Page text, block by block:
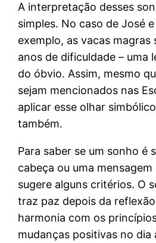
A interpretação desses
simples. No caso de José
exemplo, as vacas magras
anos de dificuldade – uma
do óbvio. Assim, mesmo
sejam mencionados nas
aplicar esse olhar
também.
Para saber se um sonho é
cabeça ou uma
sugere alguns critérios. O
traz paz depois da
harmonia com os
mudanças positivas no dia